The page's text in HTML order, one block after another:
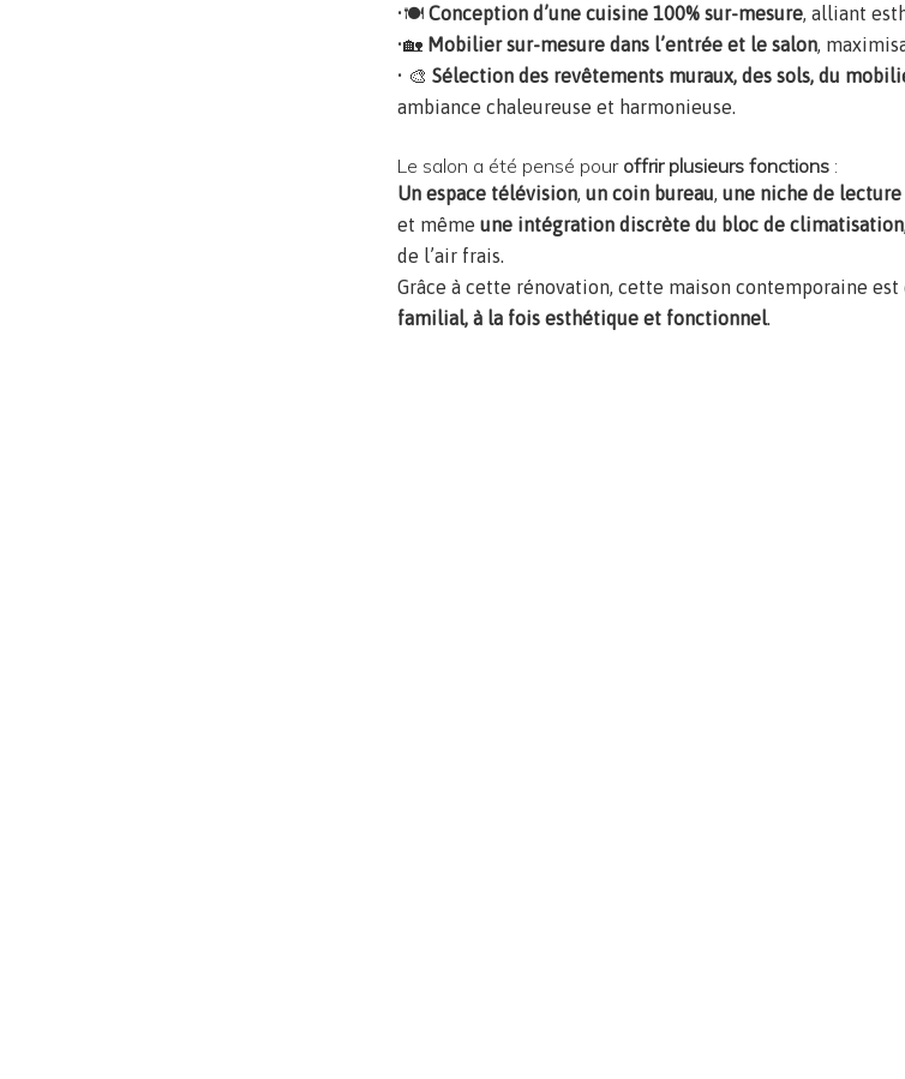
•🍽️Conception d’une cuisine 100% sur-mesure , alliant
•🏡 Mobilier sur-mesure dans l’entrée et le salon ,
• 🎨Sélection des revêtements muraux, des sols, du
ambiance chaleureuse et harmonieuse.
Le salon a été pensé pour offrir plusieurs fonctions :
Un espace télévision ,un coin bureau ,une niche de
et mêmeune intégration discrète du bloc de climatisation
de l’air frais.
Grâce à cette rénovation, cette maison contemporaine
familial, à la fois esthétique et fonctionnel